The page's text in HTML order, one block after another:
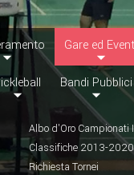
Gare ed
Bandi Pubblici
Albo d'Oro Campionati
Classifiche 2013-2020
Richiesta Tornei